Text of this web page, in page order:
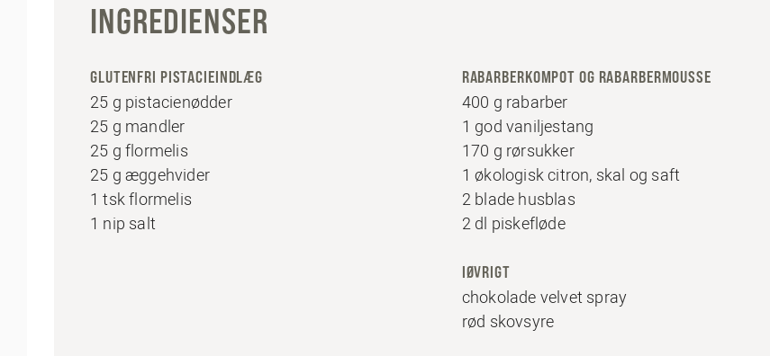
INGREDIENSER
GLUTENFRI PISTACIEINDLÆG
25 g pistacienødder
25 g mandler
25 g flormelis
25 g æggehvider
1 tsk flormelis
1 nip salt
RABARBERKOMPOT OG RABARBERMOUSSE
400 g rabarber
1 god vaniljestang
170 g rørsukker
1 økologisk citron, skal og saft
2 blade husblas
2 dl piskefløde
IØVRIGT
chokolade velvet spray
rød skovsyre